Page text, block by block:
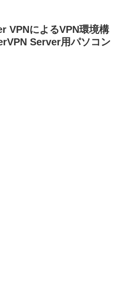
VPNによるVPN環境構
Server用パソコン